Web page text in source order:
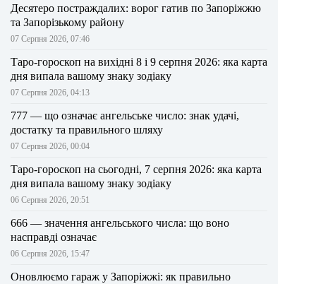
Десятеро постраждалих: ворог гатив по Запоріжжю
та Запорізькому району
07 Серпня 2026, 07:46
Таро-гороскоп на вихідні 8 і 9 серпня 2026: яка карта
дня випала вашому знаку зодіаку
07 Серпня 2026, 04:13
777 — що означає ангельське число: знак удачі,
достатку та правильного шляху
07 Серпня 2026, 00:04
Таро-гороскоп на сьогодні, 7 серпня 2026: яка карта
дня випала вашому знаку зодіаку
06 Серпня 2026, 20:51
666 — значення ангельського числа: що воно
насправді означає
06 Серпня 2026, 15:47
Оновлюємо гараж у Запоріжжі: як правильно